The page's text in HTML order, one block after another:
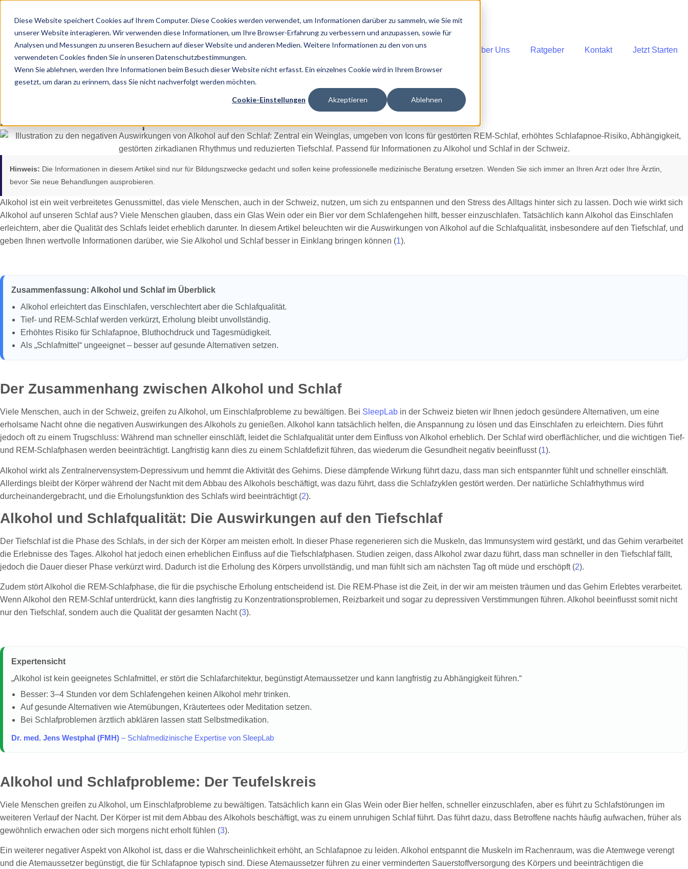
Diese Website speichert Cookies auf Ihrem Computer. Diese Cookies werden verwendet, um Informationen darüber zu sammeln, wie Sie mit
unserer Website interagieren. Wir verwenden diese Informationen, um Ihre Browser-Erfahrung zu verbessern und anzupassen, sowie für
Analysen und Messungen zu unseren Besuchern auf dieser Website und anderen Medien. Weitere Informationen zu den von uns
verwendeten Cookies finden Sie in unseren Datenschutzbestimmungen.
Wenn Sie ablehnen, werden Ihre Informationen beim Besuch dieser Website nicht erfasst. Ein einzelnes Cookie wird in Ihrem Browser
gesetzt, um daran zu erinnern, dass Sie nicht nachverfolgt werden möchten.
Cookie-Einstellungen Akzeptieren Ablehnen
Über Uns Ratgeber Kontakt Jetzt Starten
Alkohol und Schlafqualität: Der Einfluss auf den Tiefschlaf
Hinweis: Die Informationen in diesem Artikel sind nur für Bildungszwecke gedacht und sollen keine professionelle medizinische Beratung ersetzen. Wenden Sie sich immer an Ihren Arzt oder Ihre Ärztin,
bevor Sie neue Behandlungen ausprobieren.
Alkohol ist ein weit verbreitetes Genussmittel, das viele Menschen, auch in der Schweiz, nutzen, um sich zu entspannen und den Stress des Alltags hinter sich zu lassen. Doch wie wirkt sich
Alkohol auf unseren Schlaf aus? Viele Menschen glauben, dass ein Glas Wein oder ein Bier vor dem Schlafengehen hilft, besser einzuschlafen. Tatsächlich kann Alkohol das Einschlafen
erleichtern, aber die Qualität des Schlafs leidet erheblich darunter. In diesem Artikel beleuchten wir die Auswirkungen von Alkohol auf die Schlafqualität, insbesondere auf den Tiefschlaf, und
geben Ihnen wertvolle Informationen darüber, wie Sie Alkohol und Schlaf besser in Einklang bringen können (1).
Zusammenfassung: Alkohol und Schlaf im Überblick
Alkohol erleichtert das Einschlafen, verschlechtert aber die Schlafqualität.
Tief- und REM-Schlaf werden verkürzt, Erholung bleibt unvollständig.
Erhöhtes Risiko für Schlafapnoe, Bluthochdruck und Tagesmüdigkeit.
Als „Schlafmittel“ ungeeignet – besser auf gesunde Alternativen setzen.
Der Zusammenhang zwischen Alkohol und Schlaf
Viele Menschen, auch in der Schweiz, greifen zu Alkohol, um Einschlafprobleme zu bewältigen. Bei SleepLab in der Schweiz bieten wir Ihnen jedoch gesündere Alternativen, um eine
erholsame Nacht ohne die negativen Auswirkungen des Alkohols zu genießen. Alkohol kann tatsächlich helfen, die Anspannung zu lösen und das Einschlafen zu erleichtern. Dies führt
jedoch oft zu einem Trugschluss: Während man schneller einschläft, leidet die Schlafqualität unter dem Einfluss von Alkohol erheblich. Der Schlaf wird oberflächlicher, und die wichtigen Tief-
und REM-Schlafphasen werden beeinträchtigt. Langfristig kann dies zu einem Schlafdefizit führen, das wiederum die Gesundheit negativ beeinflusst (1).
Alkohol wirkt als Zentralnervensystem-Depressivum und hemmt die Aktivität des Gehirns. Diese dämpfende Wirkung führt dazu, dass man sich entspannter fühlt und schneller einschläft.
Allerdings bleibt der Körper während der Nacht mit dem Abbau des Alkohols beschäftigt, was dazu führt, dass die Schlafzyklen gestört werden. Der natürliche Schlafrhythmus wird
durcheinandergebracht, und die Erholungsfunktion des Schlafs wird beeinträchtigt (2).
Alkohol und Schlafqualität: Die Auswirkungen auf den Tiefschlaf
Der Tiefschlaf ist die Phase des Schlafs, in der sich der Körper am meisten erholt. In dieser Phase regenerieren sich die Muskeln, das Immunsystem wird gestärkt, und das Gehirn verarbeitet
die Erlebnisse des Tages. Alkohol hat jedoch einen erheblichen Einfluss auf die Tiefschlafphasen. Studien zeigen, dass Alkohol zwar dazu führt, dass man schneller in den Tiefschlaf fällt,
jedoch die Dauer dieser Phase verkürzt wird. Dadurch ist die Erholung des Körpers unvollständig, und man fühlt sich am nächsten Tag oft müde und erschöpft (2).
Zudem stört Alkohol die REM-Schlafphase, die für die psychische Erholung entscheidend ist. Die REM-Phase ist die Zeit, in der wir am meisten träumen und das Gehirn Erlebtes verarbeitet.
Wenn Alkohol den REM-Schlaf unterdrückt, kann dies langfristig zu Konzentrationsproblemen, Reizbarkeit und sogar zu depressiven Verstimmungen führen. Alkohol beeinflusst somit nicht
nur den Tiefschlaf, sondern auch die Qualität der gesamten Nacht (3).
Expertensicht
„Alkohol ist kein geeignetes Schlafmittel, er stört die Schlafarchitektur, begünstigt Atemaussetzer und kann langfristig zu Abhängigkeit führen.“
Besser: 3–4 Stunden vor dem Schlafengehen keinen Alkohol mehr trinken.
Auf gesunde Alternativen wie Atemübungen, Kräutertees oder Meditation setzen.
Bei Schlafproblemen ärztlich abklären lassen statt Selbstmedikation.
Dr. med. Jens Westphal (FMH) – Schlafmedizinische Expertise von SleepLab
Alkohol und Schlafprobleme: Der Teufelskreis
Viele Menschen greifen zu Alkohol, um Einschlafprobleme zu bewältigen. Tatsächlich kann ein Glas Wein oder Bier helfen, schneller einzuschlafen, aber es führt zu Schlafstörungen im
weiteren Verlauf der Nacht. Der Körper ist mit dem Abbau des Alkohols beschäftigt, was zu einem unruhigen Schlaf führt. Das führt dazu, dass Betroffene nachts häufig aufwachen, früher als
gewöhnlich erwachen oder sich morgens nicht erholt fühlen (3).
Ein weiterer negativer Aspekt von Alkohol ist, dass er die Wahrscheinlichkeit erhöht, an Schlafapnoe zu leiden. Alkohol entspannt die Muskeln im Rachenraum, was die Atemwege verengt
und die Atemaussetzer begünstigt, die für Schlafapnoe typisch sind. Diese Atemaussetzer führen zu einer verminderten Sauerstoffversorgung des Körpers und beeinträchtigen die